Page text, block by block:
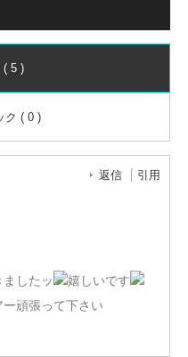
( 5 )
ク ( 0 )
返信 引用
したッ
嬉しいです
頑張って下さい